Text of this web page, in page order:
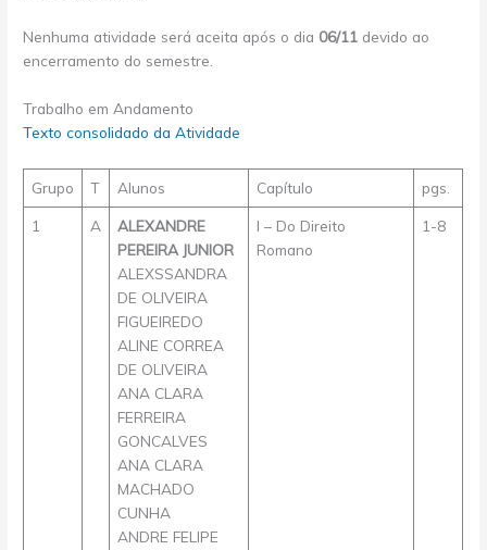
Nenhuma atividade será aceita após o dia 06/11 devido ao
encerramento do semestre.
Trabalho em Andamento
Texto consolidado da Atividade
Grupo T Alunos Capítulo pgs.
1 A
ALEXANDRE
PEREIRA JUNIOR
ALEXSSANDRA
DE OLIVEIRA
FIGUEIREDO
ALINE CORREA
DE OLIVEIRA
ANA CLARA
FERREIRA
GONCALVES
ANA CLARA
MACHADO
CUNHA
ANDRE FELIPE
I – Do Direito
Romano
1-8